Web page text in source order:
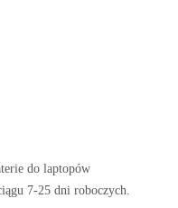
do laptopów
7-25 dni roboczych.